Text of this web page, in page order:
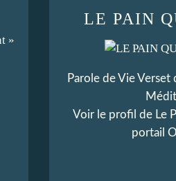
»
LE PAIN
Parole de Vie
Voir le profil de Le
portail